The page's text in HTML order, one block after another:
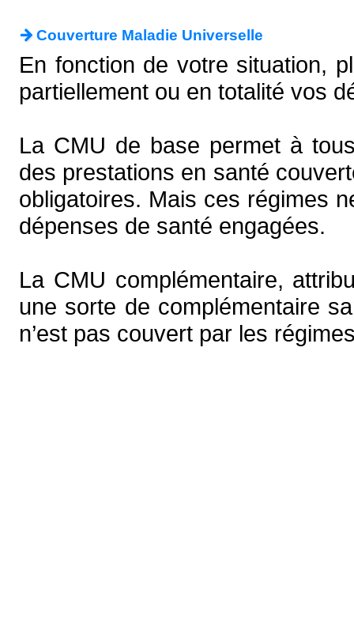
Couverture Maladie Universelle
En fonction de votre situation,
partiellement ou en totalité vos
La CMU de base permet à
des prestations en santé
obligatoires. Mais ces régimes
dépenses de santé engagées.
La CMU complémentaire,
une sorte de complémentaire
n’est pas couvert par les